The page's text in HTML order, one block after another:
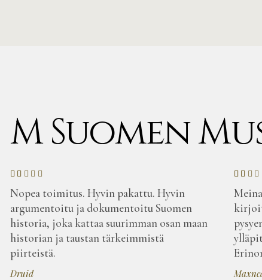
M Suomen
Nopea toimitus. Hyvin pakattu. Hyvin
argumentoitu ja dokumentoitu Suomen
historia, joka kattaa suurimman osan maan
historian ja taustan tärkeimmistä
piirteistä.
Druid